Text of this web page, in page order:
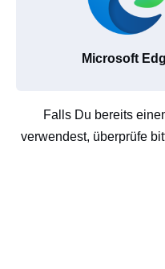
Microsoft
Falls Du bereits
verwendest, überprüfe